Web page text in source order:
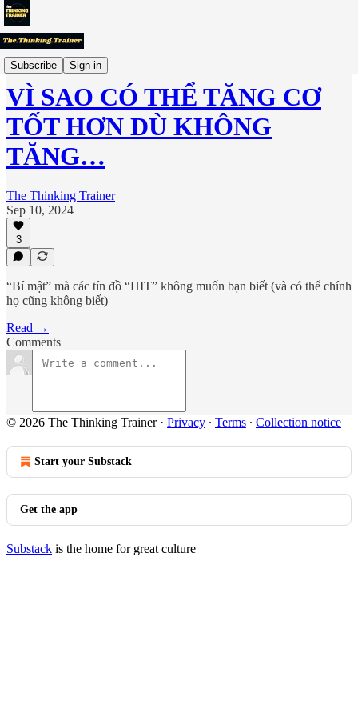
Subscribe Sign in
"Chuyên Gia" Thế Giới Nói Gì?
VÌ SAO CÓ THỂ TĂNG CƠ
TỐT HƠN DÙ KHÔNG
TĂNG…
The Thinking Trainer
Sep 10, 2024
3
“Bí mật” mà các tín đồ “HIT” không muốn bạn biết (và có thể chính
họ cũng không biết)
Read →
Comments
© 2026 The Thinking Trainer· Privacy ∙ Terms ∙ Collection notice
Start your Substack
Get the app
Substack is the home for great culture